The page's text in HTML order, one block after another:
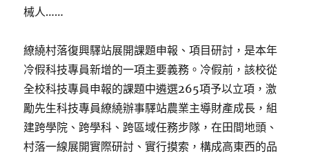
械人……
繚繞村落復興驛站展開課題申報、項目研討，是本年
冷假科技專員新增的一項主要義務。冷假前，該校從
全校科技專員申報的課題中遴選265項予以立項，激
勵先生科技專員繚繞辦事驛站農業主導財產成長，組
建跨學院、跨學科、跨區域任務步隊，在田間地頭、
村落一線展開實際研討、實行摸索，構成高東西的品